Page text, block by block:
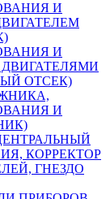
И
И
ОТСЕК)
И
КОРРЕКТОР
ГНЕЗДО